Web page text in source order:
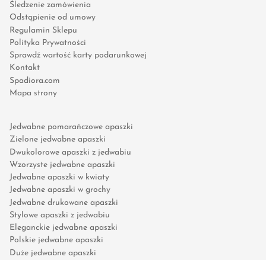
Śledzenie zamówienia
Odstąpienie od umowy
Regulamin Sklepu
Polityka Prywatności
Sprawdź wartość karty podarunkowej
Kontakt
Spadiora.com
Mapa strony
Jedwabne pomarańczowe apaszki
Zielone jedwabne apaszki
Dwukolorowe apaszki z jedwabiu
Wzorzyste jedwabne apaszki
Jedwabne apaszki w kwiaty
Jedwabne apaszki w grochy
Jedwabne drukowane apaszki
Stylowe apaszki z jedwabiu
Eleganckie jedwabne apaszki
Polskie jedwabne apaszki
Duże jedwabne apaszki